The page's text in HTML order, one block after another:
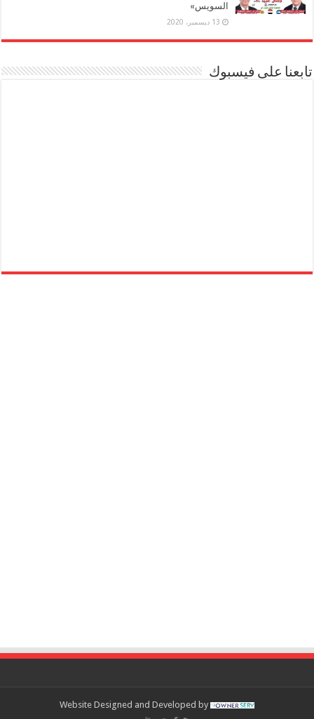
السويس»
13 ديسمبر، 2020
تابعنا على فيسبوك
Website Designed and Developed by